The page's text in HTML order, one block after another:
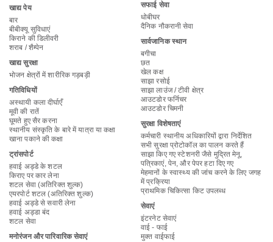
खाद्य पेय
बार
बीबीक्यू सुविधाएं
किराने की डिलीवरी
शराब / शैम्पेन
खाद्य सुरक्षा
भोजन क्षेत्रों में शारीरिक गड़बड़ी
गतिविधियों
अस्थायी कला दीर्घाएँ
मूवी की रातें
घूमते हुए सैर करना
स्थानीय संस्कृति के बारे में यात्रा या कक्षा
खाना पकाने की कक्षा
ट्रांसपोर्ट
हवाई अड्डे के शटल
किराए पर कार लेना
शटल सेवा (अतिरिक्त शुल्क)
एयरपोर्ट शटल (अतिरिक्त शुल्क)
हवाई अड्डे से सवारी लेना
हवाई अड्डा बंद
शटल सेवा
मनोरंजन और पारिवारिक सेवाएं
सफाई सेवा
धोबीघर
दैनिक नौकरानी सेवा
सार्वजानिक स्थान
बगीचा
छत
खेल कक्ष
साझा रसोई
साझा लाउंज / टीवी क्षेत्र
आउटडोर फर्निचर
आउटडोर चिमनी
सुरक्षा विशेषताएं
कर्मचारी स्थानीय अधिकारियों द्वारा निर्देशित
सभी सुरक्षा प्रोटोकॉल का पालन करते हैं
साझा किए गए स्टेशनरी जैसे मुद्रित मेनू,
पत्रिकाएं, पेन, और पेपर हटा दिए गए
मेहमानों के स्वास्थ्य की जांच करने के लिए जगह
में प्रक्रिया
प्राथमिक चिकित्सा किट उपलब्ध
सेवाएं
इंटरनेट सेवाएं
वाई - फाई
मुक्त वाईफाई